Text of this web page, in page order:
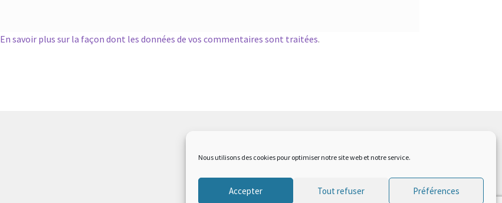
Nous utilisons des cookies pour optimiser notre site web et notre service.
Accepter Tout refuser Préférences
En savoir plus sur la façon dont les données de vos commentaires sont traitées.